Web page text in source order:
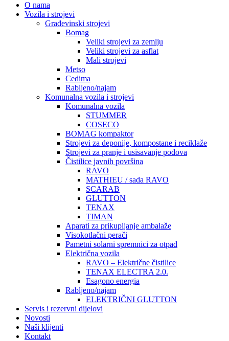
O nama
Vozila i strojevi
Građevinski strojevi
Bomag
Veliki strojevi za zemlju
Veliki strojevi za asflat
Mali strojevi
Metso
Cedima
Rabljeno/najam
Komunalna vozila i strojevi
Komunalna vozila
STUMMER
COSECO
BOMAG kompaktor
Strojevi za deponije, kompostane i reciklaže
Strojevi za pranje i usisavanje podova
Čistilice javnih površina
RAVO
MATHIEU / sada RAVO
SCARAB
GLUTTON
TENAX
TIMAN
Aparati za prikupljanje ambalaže
Visokotlačni perači
Pametni solarni spremnici za otpad
Električna vozila
RAVO – Električne čistilice
TENAX ELECTRA 2.0.
Esagono energia
Rabljeno/najam
ELEKTRIČNI GLUTTON
Servis i rezervni dijelovi
Novosti
Naši klijenti
Kontakt